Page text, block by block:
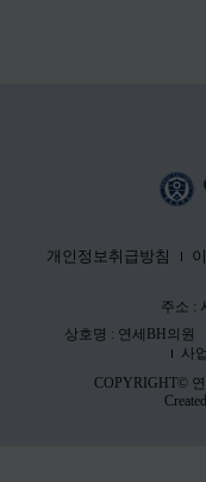
개인정보취급방침
주소 :
상호명 : 연세BH의원
사
COPYRIGHT©